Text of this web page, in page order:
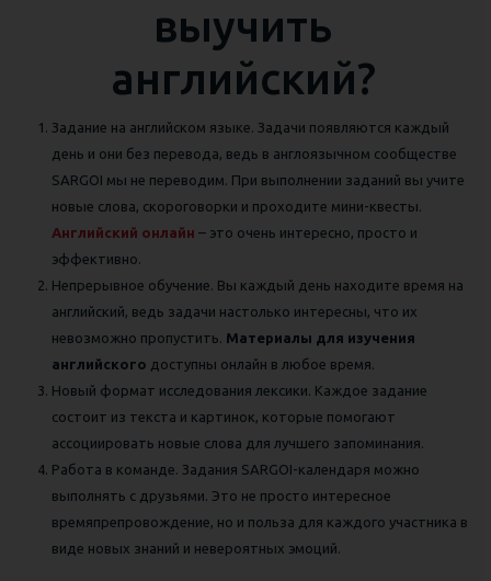
выучить
английский?
Задание на английском языке. Задачи появляются каждый
день и они без перевода, ведь в англоязычном сообществе
SARGOI мы не переводим. При выполнении заданий вы учите
новые слова, скороговорки и проходите мини-квесты.
Английский онлайн – это очень интересно, просто и
эффективно.
Непрерывное обучение. Вы каждый день находите время на
английский, ведь задачи настолько интересны, что их
невозможно пропустить. Материалы для изучения
английского доступны онлайн в любое время.
Новый формат исследования лексики. Каждое задание
состоит из текста и картинок, которые помогают
ассоциировать новые слова для лучшего запоминания.
Работа в команде. Задания SARGOI-календаря можно
выполнять с друзьями. Это не просто интересное
времяпрепровождение, но и польза для каждого участника в
виде новых знаний и невероятных эмоций.